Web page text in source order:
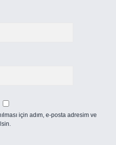
için adım, e-posta adresim ve